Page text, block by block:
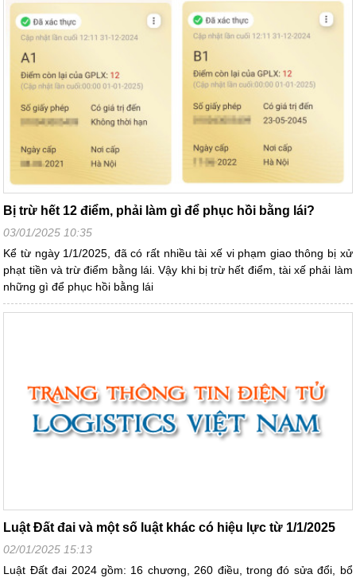
Bị trừ hết 12 điểm, phải làm gì để phục hồi bằng lái?
03/01/2025 10:35
Kể từ ngày 1/1/2025, đã có rất nhiều tài xế vi phạm giao thông bị xử
phạt tiền và trừ điểm bằng lái. Vậy khi bị trừ hết điểm, tài xế phải làm
những gì để phục hồi bằng lái
Luật Đất đai và một số luật khác có hiệu lực từ 1/1/2025
02/01/2025 15:13
Luật Đất đai 2024 gồm: 16 chương, 260 điều, trong đó sửa đổi, bổ